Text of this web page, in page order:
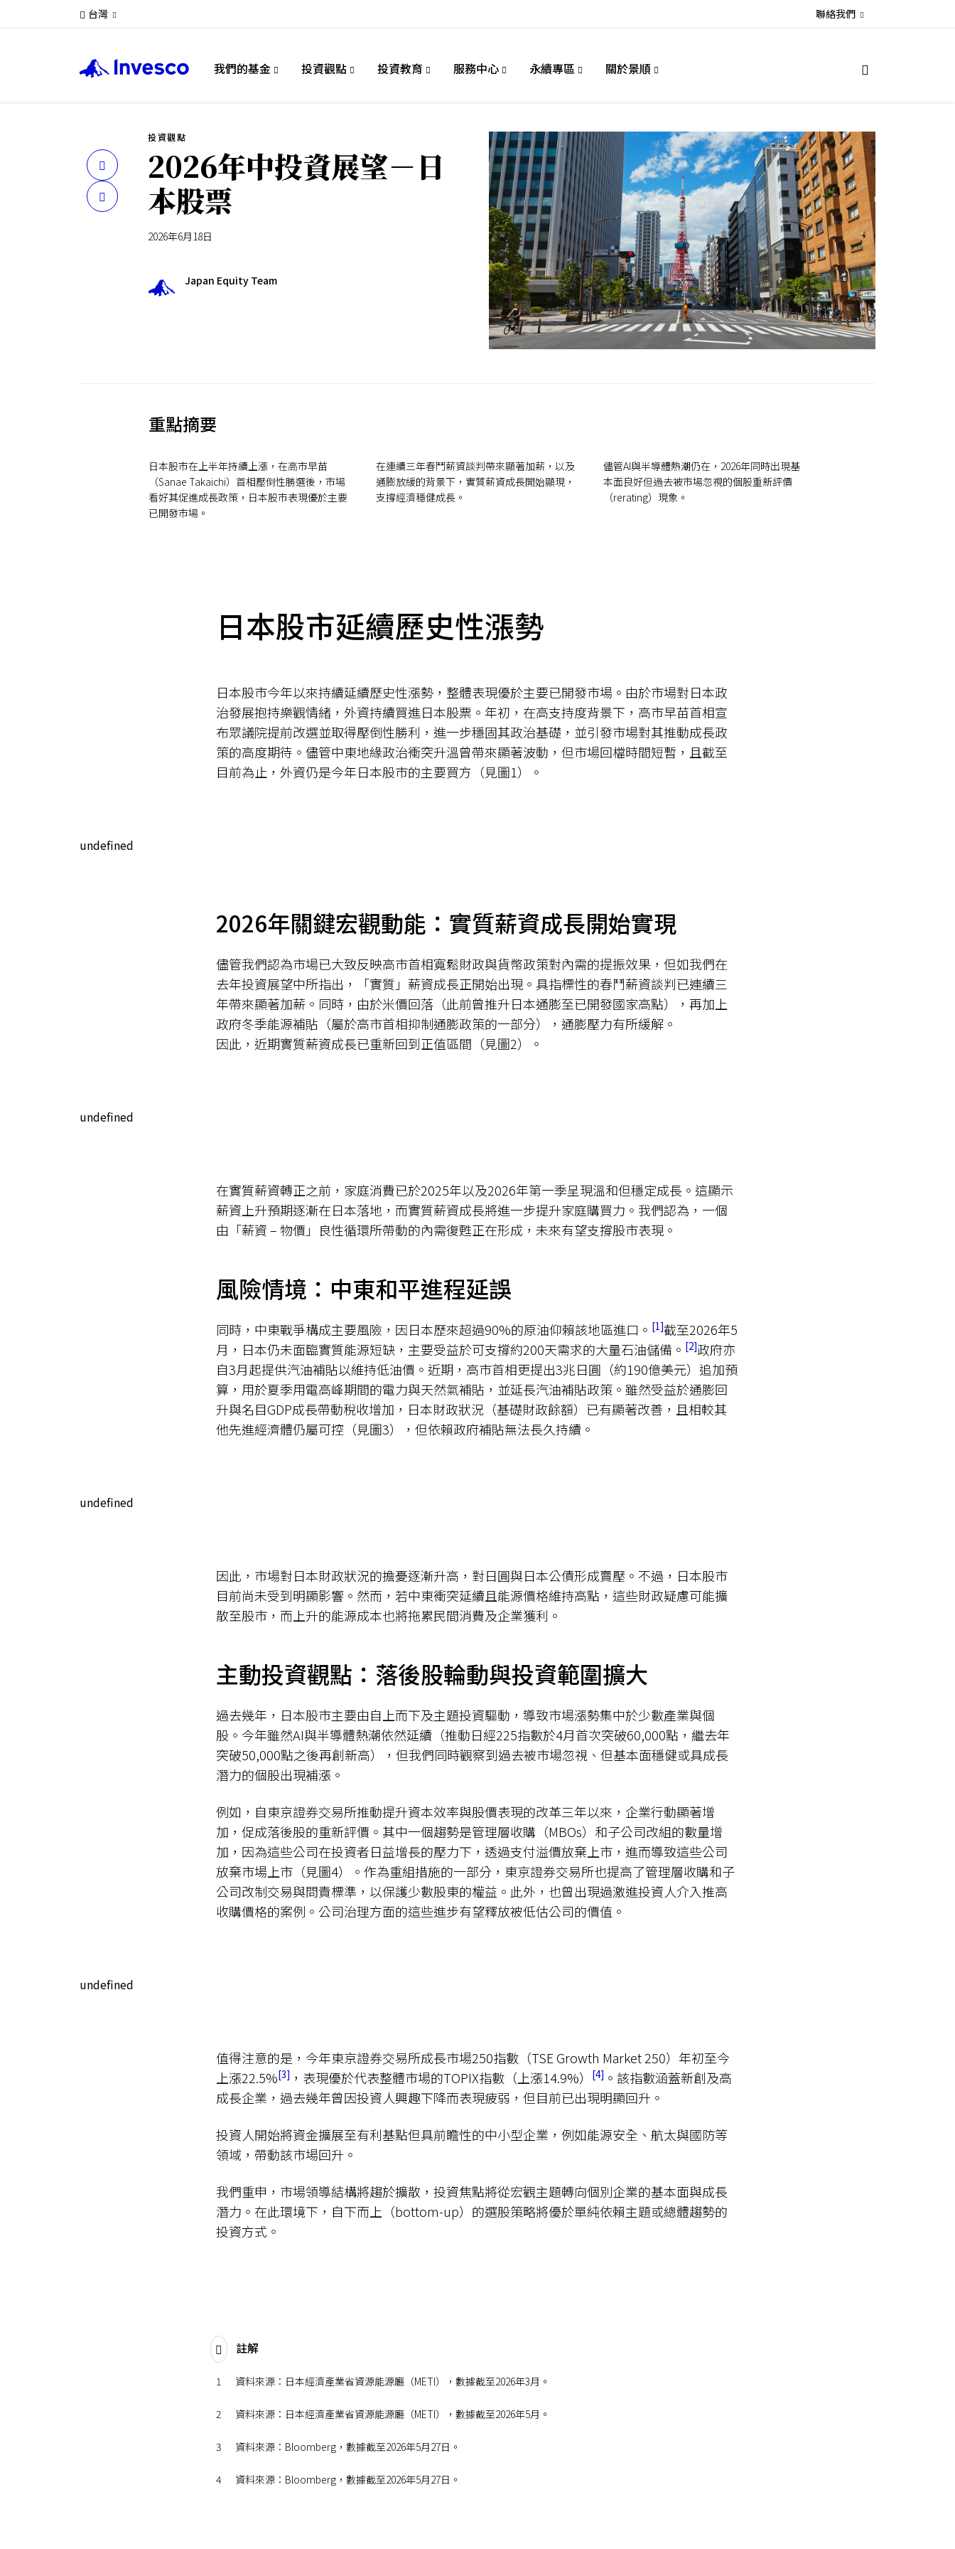
我們的基金 投資觀點 投資教育 服務中心 永續專區 關於景順
台灣 聯絡我們
投資觀點
2026年中投資展望－日
本股票
2026年6月18日
Japan Equity Team
分
享
重點摘要
日本股市在上半年持續上漲，在高市早苗
（Sanae Takaichi）首相壓倒性勝選後，市場
看好其促進成長政策，日本股市表現優於主要
已開發市場。
在連續三年春鬥薪資談判帶來顯著加薪，以及
通膨放緩的背景下，實質薪資成長開始顯現，
支撐經濟穩健成長。
儘管AI與半導體熱潮仍在，2026年同時出現基
本面良好但過去被市場忽視的個股重新評價
（rerating）現象。
日本股市延續歷史性漲勢
日本股市今年以來持續延續歷史性漲勢，整體表現優於主要已開發市場。由於市場對日本政
治發展抱持樂觀情緒，外資持續買進日本股票。年初，在高支持度背景下，高市早苗首相宣
布眾議院提前改選並取得壓倒性勝利，進一步穩固其政治基礎，並引發市場對其推動成長政
策的高度期待。儘管中東地緣政治衝突升溫曾帶來顯著波動，但市場回檔時間短暫，且截至
目前為止，外資仍是今年日本股市的主要買方（見圖1）。
undefined
2026年關鍵宏觀動能：實質薪資成長開始實現
儘管我們認為市場已大致反映高市首相寬鬆財政與貨幣政策對內需的提振效果，但如我們在
去年投資展望中所指出，「實質」薪資成長正開始出現。具指標性的春鬥薪資談判已連續三
年帶來顯著加薪。同時，由於米價回落（此前曾推升日本通膨至已開發國家高點），再加上
政府冬季能源補貼（屬於高市首相抑制通膨政策的一部分），通膨壓力有所緩解。
因此，近期實質薪資成長已重新回到正值區間（見圖2）。
undefined
在實質薪資轉正之前，家庭消費已於2025年以及2026年第一季呈現溫和但穩定成長。這顯示
薪資上升預期逐漸在日本落地，而實質薪資成長將進一步提升家庭購買力。我們認為，一個
由「薪資 – 物價」良性循環所帶動的內需復甦正在形成，未來有望支撐股市表現。
風險情境：中東和平進程延誤
同時，中東戰爭構成主要風險，因日本歷來超過90%的原油仰賴該地區進口。 1 截至2026年5
月，日本仍未面臨實質能源短缺，主要受益於可支撐約200天需求的大量石油儲備。 2 政府亦
自3月起提供汽油補貼以維持低油價。近期，高市首相更提出3兆日圓（約190億美元）追加預
算，用於夏季用電高峰期間的電力與天然氣補貼，並延長汽油補貼政策。雖然受益於通膨回
升與名目GDP成長帶動稅收增加，日本財政狀況（基礎財政餘額）已有顯著改善，且相較其
他先進經濟體仍屬可控（見圖3），但依賴政府補貼無法長久持續。
undefined
因此，市場對日本財政狀況的擔憂逐漸升高，對日圓與日本公債形成賣壓。不過，日本股市
目前尚未受到明顯影響。然而，若中東衝突延續且能源價格維持高點，這些財政疑慮可能擴
散至股市，而上升的能源成本也將拖累民間消費及企業獲利。
主動投資觀點：落後股輪動與投資範圍擴大
過去幾年，日本股市主要由自上而下及主題投資驅動，導致市場漲勢集中於少數產業與個
股。今年雖然AI與半導體熱潮依然延續（推動日經225指數於4月首次突破60,000點，繼去年
突破50,000點之後再創新高），但我們同時觀察到過去被市場忽視、但基本面穩健或具成長
潛力的個股出現補漲。
例如，自東京證券交易所推動提升資本效率與股價表現的改革三年以來，企業行動顯著增
加，促成落後股的重新評價。其中一個趨勢是管理層收購（MBOs）和子公司改組的數量增
加，因為這些公司在投資者日益增長的壓力下，透過支付溢價放棄上市，進而導致這些公司
放棄市場上市（見圖4）。作為重組措施的一部分，東京證券交易所也提高了管理層收購和子
公司改制交易與問責標準，以保護少數股東的權益。此外，也曾出現過激進投資人介入推高
收購價格的案例。公司治理方面的這些進步有望釋放被低估公司的價值。
undefined
值得注意的是，今年東京證券交易所成長市場250指數（TSE Growth Market 250）年初至今
上漲22.5% 3 ，表現優於代表整體市場的TOPIX指數（上漲14.9%） 4 。該指數涵蓋新創及高
成長企業，過去幾年曾因投資人興趣下降而表現疲弱，但目前已出現明顯回升。
投資人開始將資金擴展至有利基點但具前瞻性的中小型企業，例如能源安全、航太與國防等
領域，帶動該市場回升。
我們重申，市場領導結構將趨於擴散，投資焦點將從宏觀主題轉向個別企業的基本面與成長
潛力。在此環境下，自下而上（bottom-up）的選股策略將優於單純依賴主題或總體趨勢的
投資方式。
註解
1 資料來源：日本經濟產業省資源能源廳（METI），數據截至2026年3月。
2 資料來源：日本經濟產業省資源能源廳（METI），數據截至2026年5月。
3 資料來源：Bloomberg，數據截至2026年5月27日。
4 資料來源：Bloomberg，數據截至2026年5月27日。